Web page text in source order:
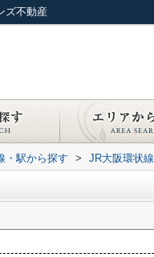
ズ不動産
・駅から探す > JR大阪環状線